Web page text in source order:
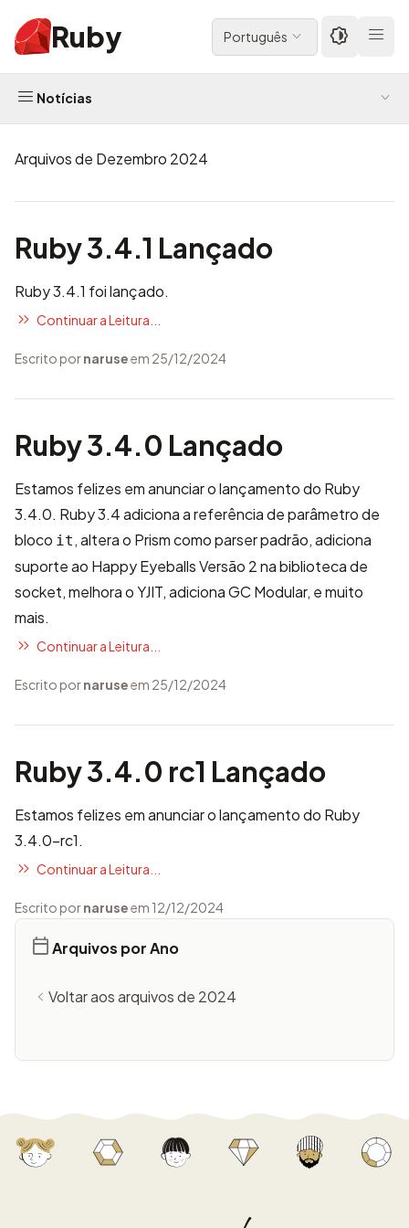
Ruby Português
Notícias
Arquivos de Dezembro 2024
Ruby 3.4.1 Lançado
Ruby 3.4.1 foi lançado.
Continuar a Leitura...
Escrito pornaruseem 25/12/2024
Ruby 3.4.0 Lançado
Estamos felizes em anunciar o lançamento do Ruby
3.4.0. Ruby 3.4 adiciona a referência de parâmetro de
bloco it , altera o Prism como parser padrão, adiciona
suporte ao Happy Eyeballs Versão 2 na biblioteca de
socket, melhora o YJIT, adiciona GC Modular, e muito
mais.
Continuar a Leitura...
Escrito pornaruseem 25/12/2024
Ruby 3.4.0 rc1 Lançado
Estamos felizes em anunciar o lançamento do Ruby
3.4.0-rc1.
Continuar a Leitura...
Escrito pornaruseem 12/12/2024
Arquivos por Ano
Voltar aos arquivos de 2024